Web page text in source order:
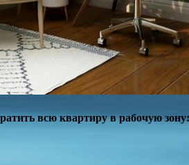
всю квартиру в рабочую